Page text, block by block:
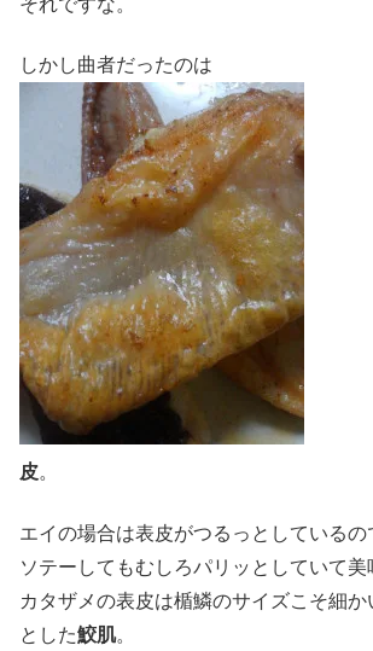
それですな。
しかし曲者だったのは
皮。
エイの場合は表皮がつるっとしているの
ソテーしてもむしろパリッとしていて
カタザメの表皮は楯鱗のサイズこそ細か
とした鮫肌。